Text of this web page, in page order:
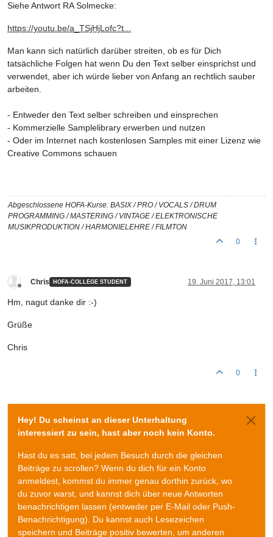
Siehe Antwort RA Solmecke:
https://youtu.be/a_TSjHjLofc?t...
Man kann sich natürlich darüber streiten, ob es für Dich
tatsächliche Folgen hat wenn Du den Text selber einsprichst und
verwendet, aber ich würde lieber von Anfang an rechtlich sauber
arbeiten.
- Entweder den Text selber schreiben und einsprechen
- Kommerzielle Samplelibrary erwerben und nutzen
- Oder im Internet nach kostenlosen Samples mit einer Lizenz wie
Creative Commons schauen
Abgeschlossene HOFA-Kurse: BASIX / PRO / VOCALS / DRUM
PROGRAMMING / MASTERING / VINTAGE / ELEKTRONISCHE
MUSIKPRODUKTION / HARMONIELEHRE / FILMTON
0
Chris HOFA-COLLEGE STUDENT 19. Juni 2017, 13:01
Hm, nagut danke dir :-)
Grüße
Chris
0
Hey! Du scheinst an dieser Unterhaltung
interessiert zu sein, hast aber noch kein Konto.
Hast du es satt, bei jedem Besuch durch die gleichen
Beiträge zu scrollen? Wenn du dich für ein Konto
anmeldest, kommst du immer genau dorthin zurück, wo
du zuvor warst, und kannst dich über neue Antworten
benachrichtigen lassen (entweder per E-Mail oder Push-
Benachrichtigung). Du kannst auch Lesezeichen
speichern und Beiträge positiv bewerten, um anderen